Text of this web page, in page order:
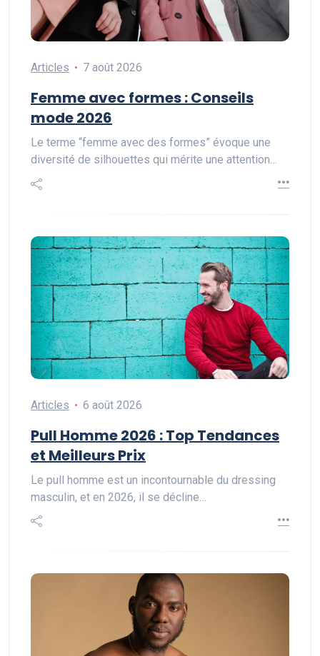
Articles 7 août 2026
Femme avec formes : Conseils
mode 2026
Le terme “femme avec des formes” évoque une
diversité de silhouettes qui mérite une attention…
Articles 6 août 2026
Pull Homme 2026 : Top Tendances
et Meilleurs Prix
Le pull homme est un incontournable du dressing
masculin, et en 2026, il se décline…